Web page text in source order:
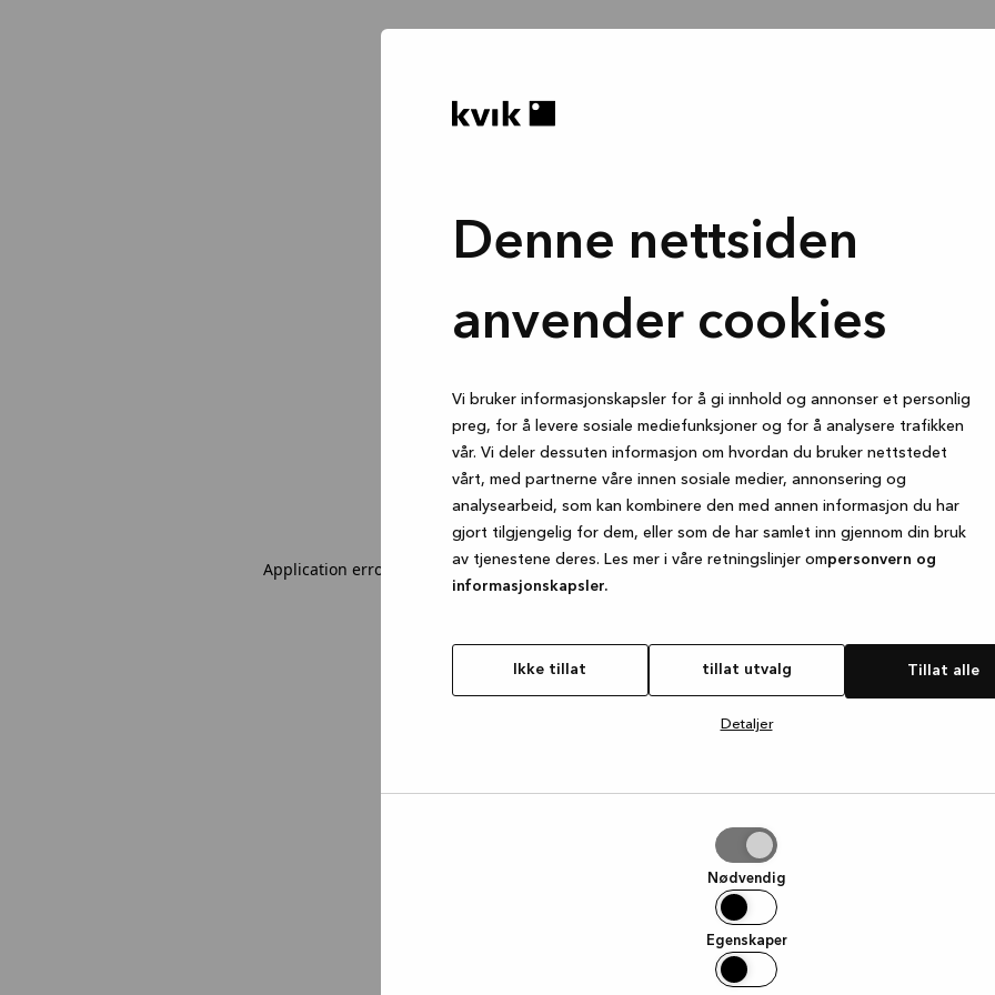
Denne nettsiden
anvender cookies
Vi bruker informasjonskapsler for å gi innhold og annonser et personlig
preg, for å levere sosiale mediefunksjoner og for å analysere trafikken
vår. Vi deler dessuten informasjon om hvordan du bruker nettstedet
vårt, med partnerne våre innen sosiale medier, annonsering og
analysearbeid, som kan kombinere den med annen informasjon du har
gjort tilgjengelig for dem, eller som de har samlet inn gjennom din bruk
av tjenestene deres. Les mer i våre retningslinjer ompersonvern og
informasjonskapsler.
Ikke tillat tillat utvalg Tillat alle
Detaljer
Nødvendig
Egenskaper
Application error: a client-side exception has occurred while loadingwww.kvik.no (see the